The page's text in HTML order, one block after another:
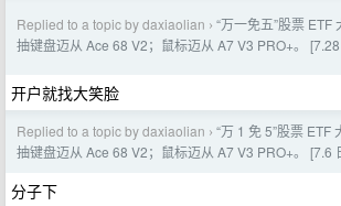
Replied to a topic by daxiaolian › “万一免五”股票 ETF
抽键盘迈从 Ace 68 V2；鼠标迈从 A7 V3 PRO+。
开户就找大笑脸
Replied to a topic by daxiaolian › “万 1 免 5”股票 ETF
抽键盘迈从 Ace 68 V2；鼠标迈从 A7 V3 PRO+。 [7.6
分子下